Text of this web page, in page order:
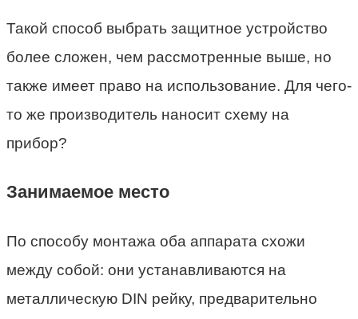
Такой способ выбрать защитное устройство
более сложен, чем рассмотренные выше, но
также имеет право на использование. Для чего-
то же производитель наносит схему на
прибор?
Занимаемое место
По способу монтажа оба аппарата схожи
между собой: они устанавливаются на
металлическую DIN рейку, предварительно